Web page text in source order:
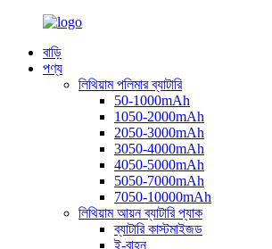
বাড়ি
পণ্য
লিথিয়াম পলিমার ব্যাটারি
50-1000mAh
1050-2000mAh
2050-3000mAh
3050-4000mAh
4050-5000mAh
5050-7000mAh
7050-10000mAh
লিথিয়াম আয়ন ব্যাটারি প্যাক
ব্যাটারি কাস্টমাইজড
ই-বাহন